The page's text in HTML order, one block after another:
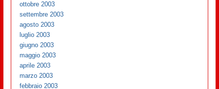
ottobre 2003
settembre 2003
agosto 2003
luglio 2003
giugno 2003
maggio 2003
aprile 2003
marzo 2003
febbraio 2003